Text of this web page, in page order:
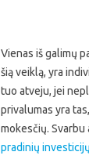
Vienas iš galimų
šią veiklą, yra
tuo atveju, jei
privalumas yra
mokesčių.
pradinių investicijų